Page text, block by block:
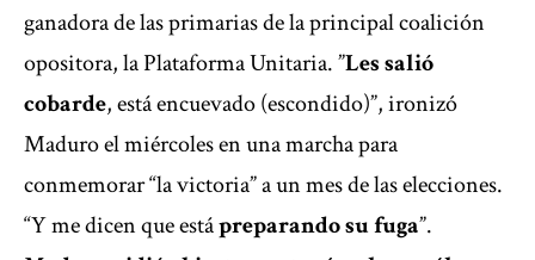
ganadora de las primarias de la principal coalición
opositora, la Plataforma Unitaria. ”Les salió
cobarde, está encuevado (escondido)”, ironizó
Maduro el miércoles en una marcha para
conmemorar “la victoria” a un mes de las elecciones.
“Y me dicen que estápreparando su fuga”.